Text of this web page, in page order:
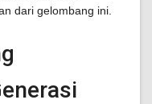
dari gelombang ini.